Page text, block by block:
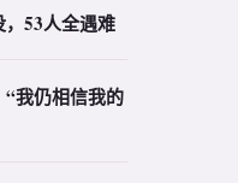
53人全遇难
我仍相信我的